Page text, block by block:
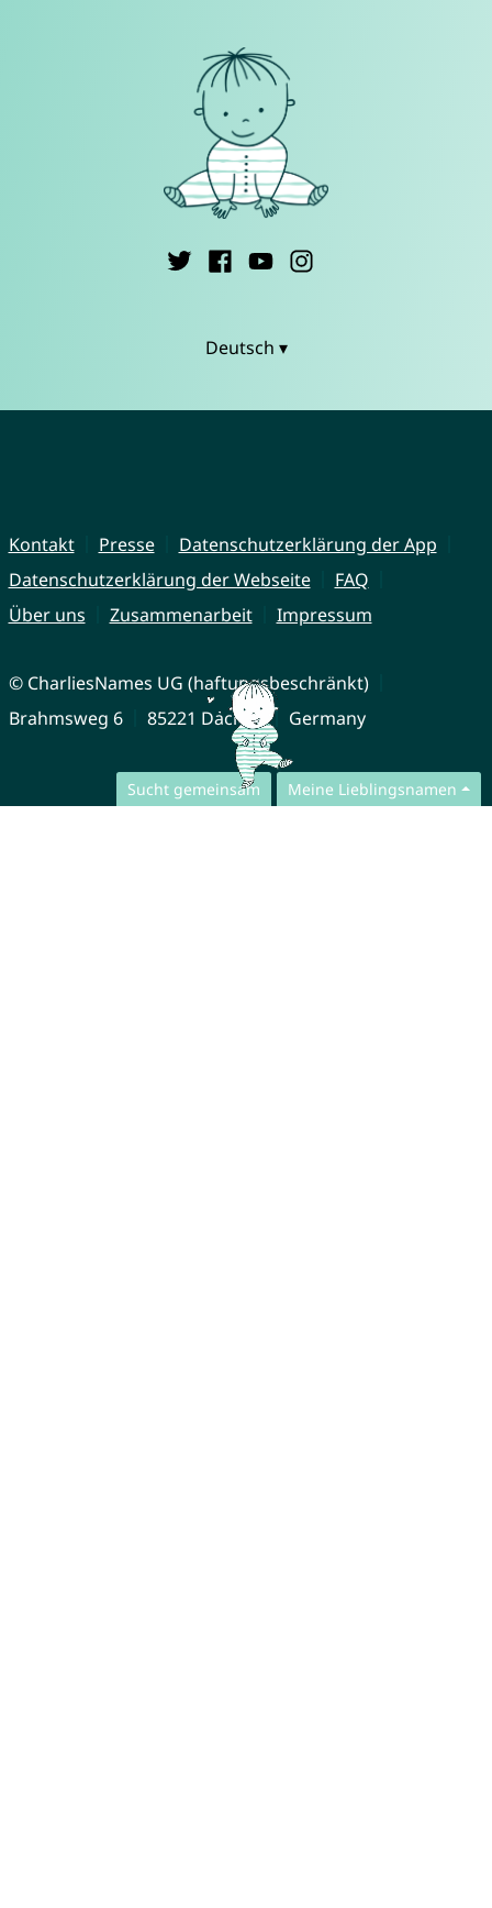
Sucht gemeinsam Meine Lieblingsnamen
Deutsch ▾
Kontakt Presse
Datenschutzerklärung der App
Datenschutzerklärung der Webseite
FAQ
Über uns
Zusammenarbeit Impressum
© CharliesNames UG (haftungsbeschränkt)
Brahmsweg 6
85221 Dachau Germany